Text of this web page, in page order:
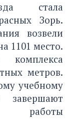
стала
Зорь.
возвели
1101 место.
комплекса
метров.
учебному
работы